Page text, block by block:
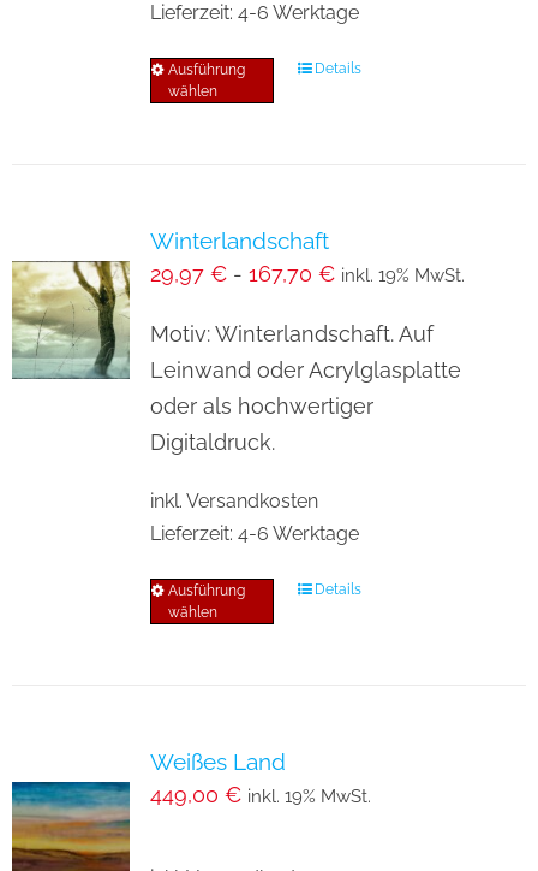
Lieferzeit: 4-6 Werktage
Ausführung
wählen
Dieses
auf.
Optionen
können
auf
gewählt
werden
Details
Winterlandschaft
29,97 €- 167,70 € inkl. 19% MwSt.
Motiv: Winterlandschaft. Auf
Leinwand oder Acrylglasplatte
oder als hochwertiger
Digitaldruck.
inkl. Versandkosten
Lieferzeit: 4-6 Werktage
Ausführung
wählen
Dieses
Die
Details
Weißes Land
449,00 € inkl. 19% MwSt.